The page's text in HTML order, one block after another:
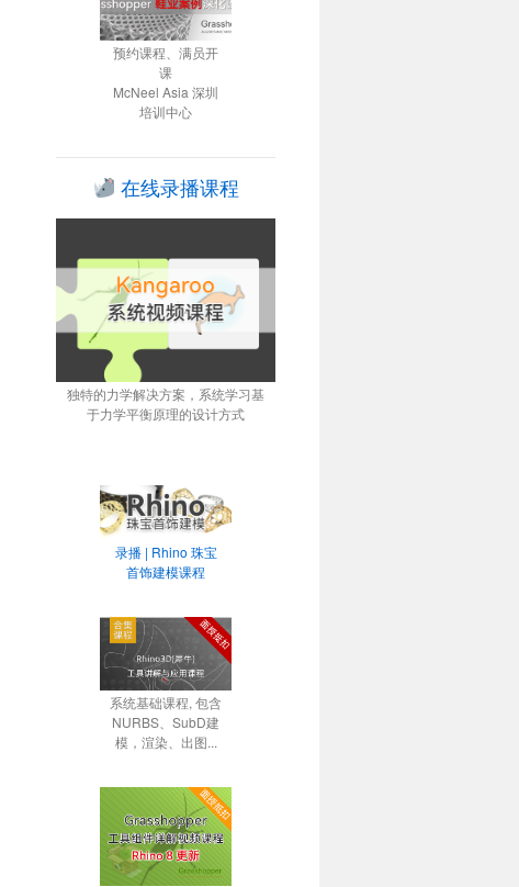
预约课程、满员开
课
McNeel Asia 深圳
培训中心
在线录播课程
独特的力学解决方案，系统学习基
于力学平衡原理的设计方式
录播 | Rhino 珠宝
首饰建模课程
系统基础课程, 包含
NURBS、SubD建
模，渲染、出图...